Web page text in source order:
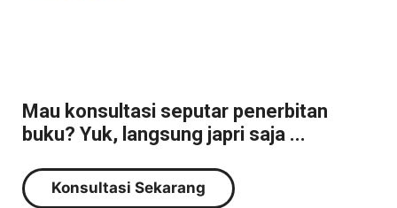
Mau konsultasi seputar penerbitan
buku? Yuk, langsung japri saja ...
Konsultasi Sekarang